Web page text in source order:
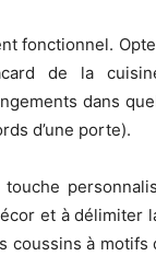
fonctionnel.
de la
dans
d’une porte).
touche
et à délimiter
coussins à